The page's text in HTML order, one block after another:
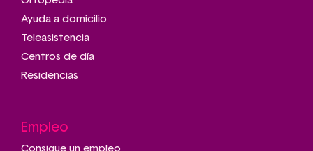
Ayuda a domicilio
Teleasistencia
Centros de día
Residencias
Empleo
Consigue un empleo